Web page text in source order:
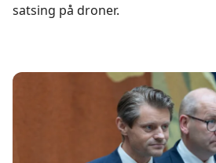
satsing på droner.